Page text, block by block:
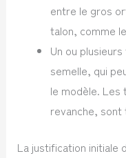
entre le gros
talon, comme
Un ou
semelle, qui
le modèle. Les
revanche, sont
La justification initiale